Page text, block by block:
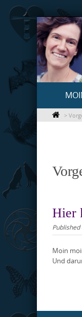
Skip
to
content
content
>
Hier
Published
Moin
Und